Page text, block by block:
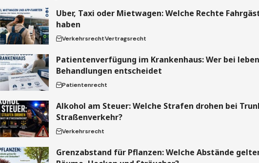
Uber, Taxi oder Mietwagen: Welche Rechte
haben
VerkehrsrechtVertragsrecht
Patientenverfügung im Krankenhaus: Wer bei
Behandlungen entscheidet
Patientenrecht
Alkohol am Steuer: Welche Strafen drohen bei
Straßenverkehr?
Verkehrsrecht
Grenzabstand für Pflanzen: Welche Abstände